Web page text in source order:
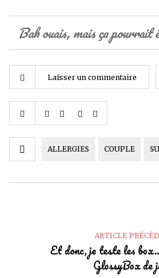
Bah ouais, mais ça
Laisser un commentaire
ALLERGIES COUPLE
ARTICLE
Et donc, je teste les
GlossyBox de